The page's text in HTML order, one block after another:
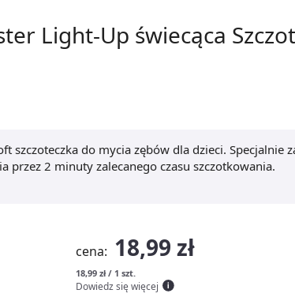
Light-Up świecąca
szczoteczka do mycia zębów dla dzieci. Specjalnie
przez 2 minuty zalecanego czasu szczotkowania.
cena: 18,99 zł
18,99 zł / 1 szt.
Dowiedz się więcej